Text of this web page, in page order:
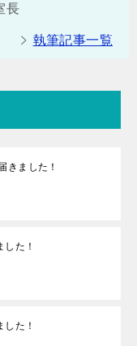
長
執筆記事一覧
きました！
た！
た！